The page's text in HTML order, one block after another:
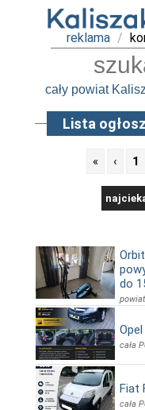
reklama /
Lista
« ‹ 1
do
cała
Fiat
cała